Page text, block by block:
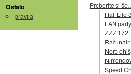
Ostalo
pravila
Preberite si
Half Life
LAN party
ZZZ 172.
Noro
Speed